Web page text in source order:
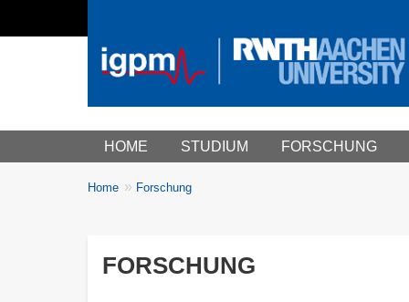
Main menu
HOME STUDIUM FORSCHUNG
Breadcrumbs
You
Home Forschung
FORSCHUNG